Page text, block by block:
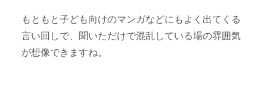
もともと子ども向けのマンガなどにもよく出てくる
言い回しで、聞いただけで混乱している場の雰囲気
が想像できますね。